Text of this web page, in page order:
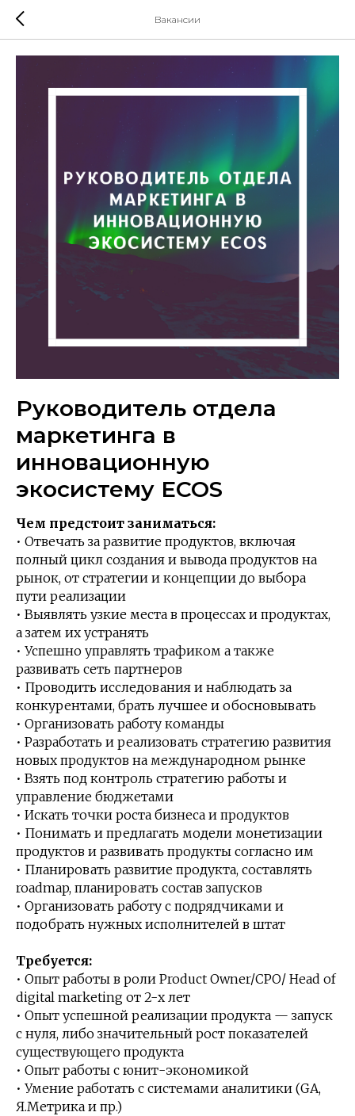
Вакансии
Руководитель отдела
маркетинга в
инновационную
экосистему ECOS
Чем предстоит заниматься:
• Отвечать за развитие продуктов, включая
полный цикл создания и вывода продуктов на
рынок, от стратегии и концепции до выбора
пути реализации
• Выявлять узкие места в процессах и продуктах,
а затем их устранять
• Успешно управлять трафиком а также
развивать сеть партнеров
• Проводить исследования и наблюдать за
конкурентами, брать лучшее и обосновывать
• Организовать работу команды
• Разработать и реализовать стратегию развития
новых продуктов на международном рынке
• Взять под контроль стратегию работы и
управление бюджетами
• Искать точки роста бизнеса и продуктов
• Понимать и предлагать модели монетизации
продуктов и развивать продукты согласно им
• Планировать развитие продукта, составлять
roadmap, планировать состав запусков
• Организовать работу с подрядчиками и
подобрать нужных исполнителей в штат
Требуется:
• Опыт работы в роли Product Owner/СРО/ Head of
digital marketing от 2-х лет
• Опыт успешной реализации продукта — запуск
с нуля, либо значительный рост показателей
существующего продукта
• Опыт работы с юнит-экономикой
• Умение работать с системами аналитики (GA,
Я.Метрика и пр.)